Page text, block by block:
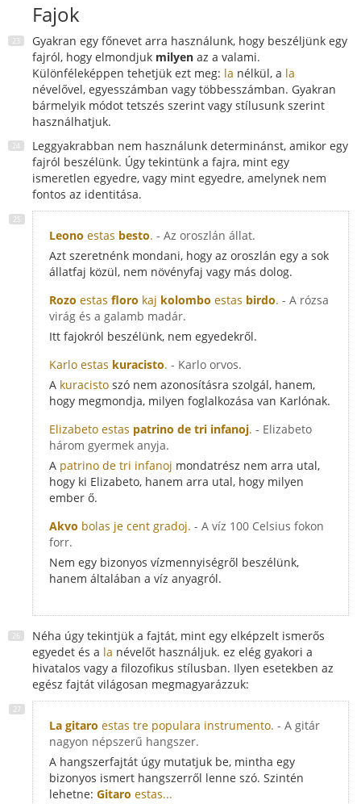
Fajok
Gyakran egy főnevet arra használunk, hogy beszéljünk egy
fajról, hogy elmondjuk milyen az a valami.
Különféleképpen tehetjük ezt meg: la nélkül, a la
névelővel, egyesszámban vagy többesszámban. Gyakran
bármelyik módot tetszés szerint vagy stílusunk szerint
használhatjuk.
Leggyakrabban nem használunk determinánst, amikor egy
fajról beszélünk. Úgy tekintünk a fajra, mint egy
ismeretlen egyedre, vagy mint egyedre, amelynek nem
fontos az identitása.
Leono estas besto. - Az oroszlán állat.
Azt szeretnénk mondani, hogy az oroszlán egy a sok
állatfaj közül, nem növényfaj vagy más dolog.
Rozo estas floro kaj kolombo estas birdo. - A rózsa
virág és a galamb madár.
Itt fajokról beszélünk, nem egyedekről.
Karlo estas kuracisto. - Karlo orvos.
A kuracisto szó nem azonosításra szolgál, hanem,
hogy megmondja, milyen foglalkozása van Karlónak.
Elizabeto estas patrino de tri infanoj. - Elizabeto
három gyermek anyja.
A patrino de tri infanoj mondatrész nem arra utal,
hogy ki Elizabeto, hanem arra utal, hogy milyen
ember ő.
Akvo bolas je cent gradoj. - A víz 100 Celsius fokon
forr.
Nem egy bizonyos vízmennyiségről beszélünk,
hanem általában a víz anyagról.
Néha úgy tekintjük a fajtát, mint egy elképzelt ismerős
egyedet és a la névelőt használjuk. ez elég gyakori a
hivatalos vagy a filozofikus stílusban. Ilyen esetekben az
egész fajtát világosan megmagyarázzuk:
La gitaro estas tre populara instrumento. - A gitár
nagyon népszerű hangszer.
A hangszerfajtát úgy mutatjuk be, mintha egy
bizonyos ismert hangszerről lenne szó. Szintén
lehetne: Gitaro estas...